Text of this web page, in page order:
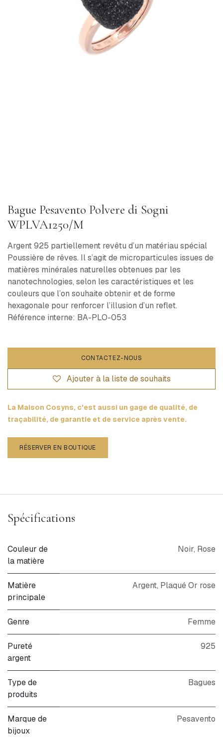
Bague Pesavento Polvere di Sogni
WPLVA1250/M
Argent 925 partiellement revêtu d’un matériau spécial
Poussière de rêves. Il s’agit de microparticules issues de
matières minérales naturelles obtenues par les
nanotechnologies, selon les caractéristiques et les
couleurs que l’on souhaite obtenir et de forme
hexagonale pour renforcer l’illusion d’un reflet.
Référence interne: BA-PLO-053
CONTACTEZ-NOUS
Ajouter à la liste de souhaits
La Maison Cosyns, c'est aussi un gage de qualité, de
traçabilité, de garantie et de service après vente.
RÉSERVER EN BOUTIQUE
Spécifications
Couleur de
la matière
Noir, Rose
Matière
principale
Argent, Plaqué Or rose
Genre Femme
Pureté
argent
925
Type de
produits
Bagues
Marque de
bijoux
Pesavento